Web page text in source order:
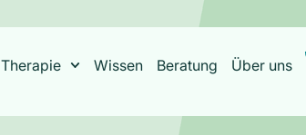
Therapie Wissen Beratung Über uns